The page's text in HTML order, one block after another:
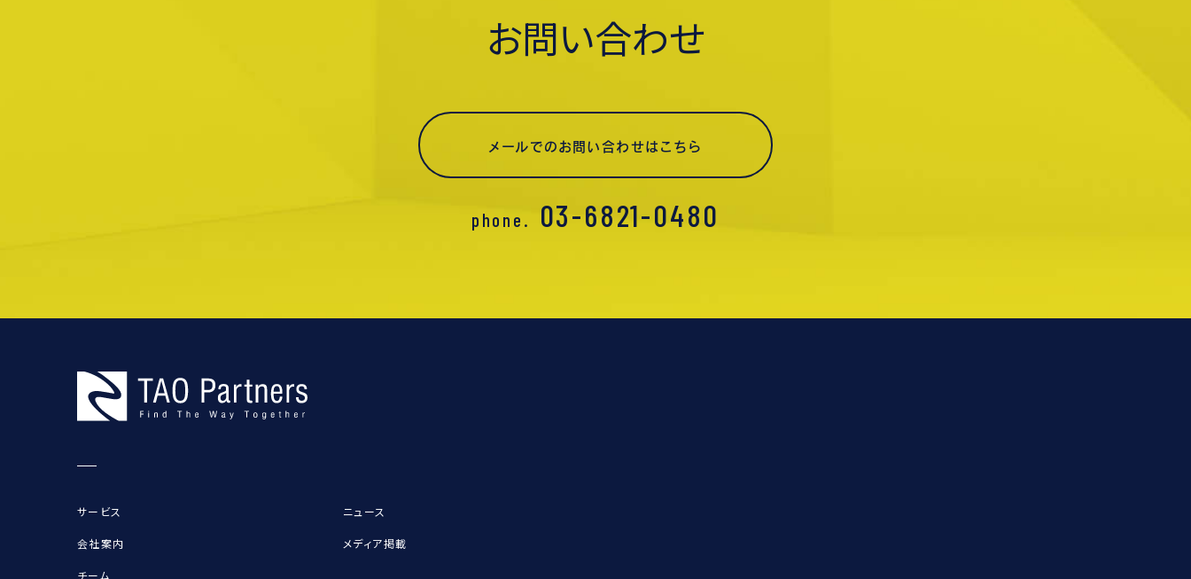
お問い合わせ
メールでのお問い合わせはこちら
phone. 03-6821-0480
サービス
会社案内
チーム
ニュース
メディア掲載